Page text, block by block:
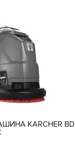
KARCHER BD